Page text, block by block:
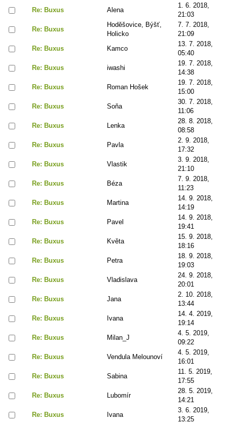
Re: Buxus
Alena
1. 6. 2018,
21:03
Re: Buxus
Hoděšovice, Býšť,
Holicko
7. 7. 2018,
21:09
Re: Buxus
Kamco
13. 7. 2018,
05:40
Re: Buxus
iwashi
19. 7. 2018,
14:38
Re: Buxus
Roman Hošek
19. 7. 2018,
15:00
Re: Buxus
Soňa
30. 7. 2018,
11:06
Re: Buxus
Lenka
28. 8. 2018,
08:58
Re: Buxus
Pavla
2. 9. 2018,
17:32
Re: Buxus
Vlastik
3. 9. 2018,
21:10
Re: Buxus
Béza
7. 9. 2018,
11:23
Re: Buxus
Martina
14. 9. 2018,
14:19
Re: Buxus
Pavel
14. 9. 2018,
19:41
Re: Buxus
Květa
15. 9. 2018,
18:16
Re: Buxus
Petra
18. 9. 2018,
19:03
Re: Buxus
Vladislava
24. 9. 2018,
20:01
Re: Buxus
Jana
2. 10. 2018,
13:44
Re: Buxus
Ivana
14. 4. 2019,
19:14
Re: Buxus
Milan_J
4. 5. 2019,
09:22
Re: Buxus
Vendula Melounoví
4. 5. 2019,
16:01
Re: Buxus
Sabina
11. 5. 2019,
17:55
Re: Buxus
Lubomír
28. 5. 2019,
14:21
Re: Buxus
Ivana
3. 6. 2019,
13:25